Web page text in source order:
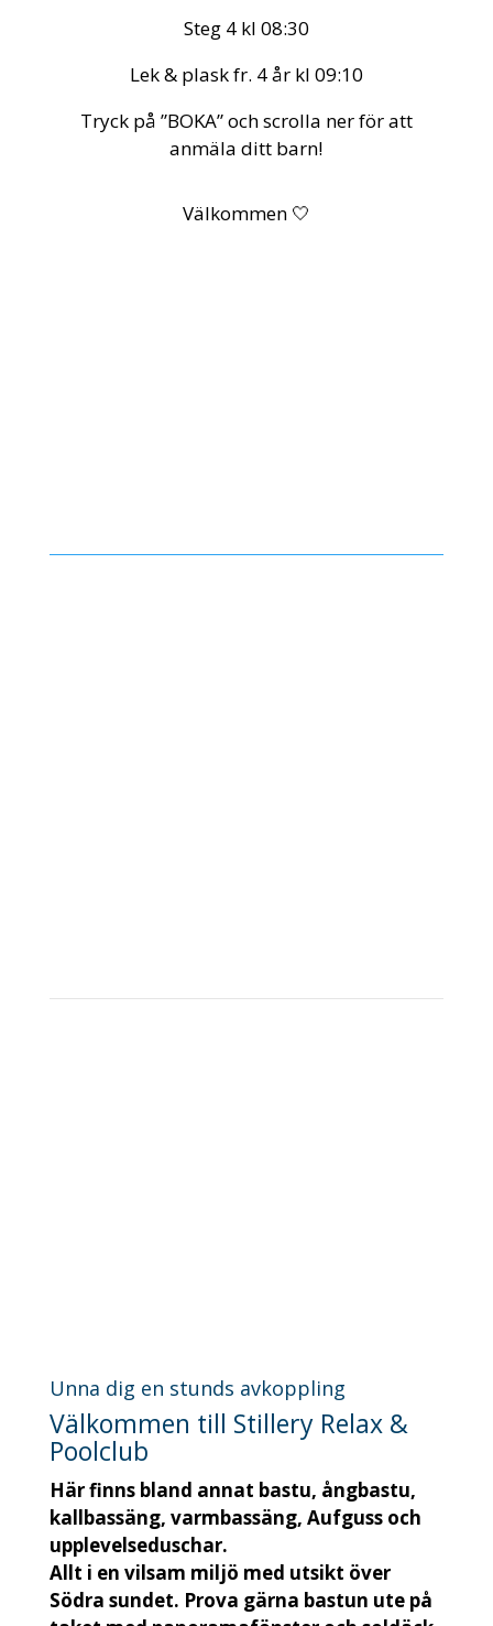
Steg 4 kl 08:30
Lek & plask fr. 4 år kl 09:10
Tryck på ”BOKA” och scrolla ner för att
anmäla ditt barn!
Välkommen 🤍
Unna dig en stunds avkoppling
Välkommen till Stillery Relax &
Poolclub
Här finns bland annat bastu, ångbastu,
kallbassäng, varmbassäng, Aufguss och
upplevelseduschar.
Allt i en vilsam miljö med utsikt över
Södra sundet. Prova gärna bastun ute på